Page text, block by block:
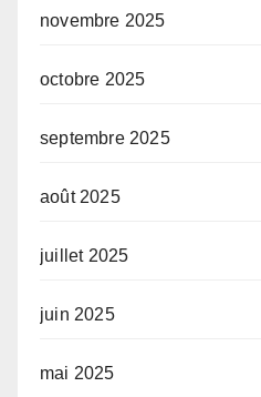
novembre 2025
octobre 2025
septembre 2025
août 2025
juillet 2025
juin 2025
mai 2025